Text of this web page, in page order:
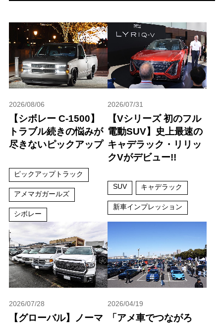
2026/08/06
【シボレー C-1500】
トラブル続きの悩みが
尽きないピックアップ
ピックアップトラック
アメマガガールズ
シボレー
2026/07/31
【Vシリーズ 初のフル
電動SUV】史上最速の
キャデラック・リリッ
クVがデビュー!!
SUV キャデラック
新車インプレッション
2026/07/28
【グローバル】ノーマ
2026/04/19
「アメ車でつながろ